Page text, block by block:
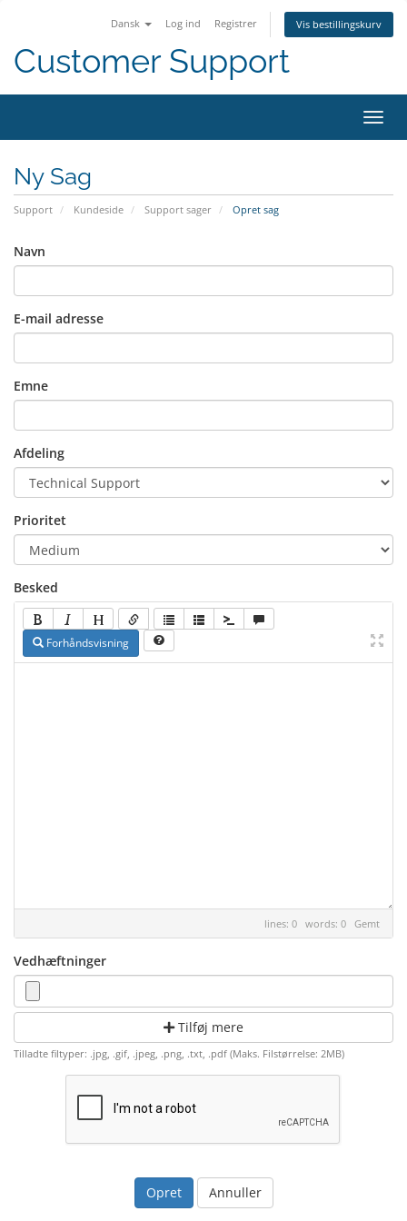
Dansk Log ind Registrer Vis bestillingskurv
Customer Support
Skift
Ny Sag
Support Kundeside Support sager Opret sag
Navn
E-mail adresse
Emne
Afdeling
Prioritet
Besked
Forhåndsvisning
lines: 0 words: 0 Gemt
Vedhæftninger
Tilføj mere
Tilladte filtyper: .jpg, .gif, .jpeg, .png, .txt, .pdf (Maks. Filstørrelse: 2MB)
Annuller